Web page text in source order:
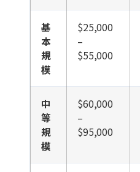
基
本
規
模
$25,000
–
$55,000
中
等
規
模
$60,000
–
$95,000